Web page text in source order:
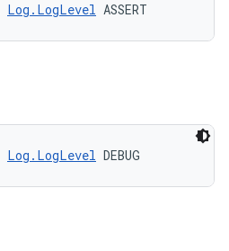
Log.LogLevel ASSERT
Log.LogLevel DEBUG